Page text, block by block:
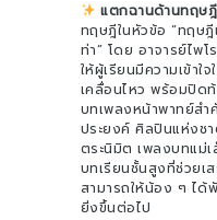
แตกฉานด้านทฤษ
ทฤษฎีในหัวข้อ “ทฤษ
ท่า” โดย อาจารย์ไพ
ให้ผู้เรียนมีความเข้าใ
เคลื่อนไหว พร้อมปิด
บทเพลงหน้าพาทย์สำ
ประยงค์ ศิลปินแห่งช
ตระนิมิต เพลงบทแม่
บทเรียนชั้นสูงที่ช่วยเ
สามารถให้น้อง ๆ ไ
ยิ่งขึ้นต่อไป